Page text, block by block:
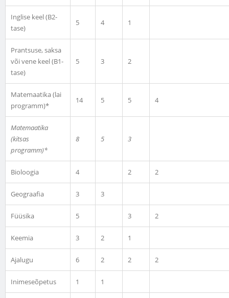
Inglise keel (B2-
tase)
5 4 1
Prantsuse, saksa
või vene keel (B1-
tase)
5 3 2
Matemaatika (lai
programm)*
14 5 5 4
Matemaatika
(kitsas
programm)*
8 5 3
Bioloogia 4 2 2
Geograafia 3 3
Füüsika 5 3 2
Keemia 3 2 1
Ajalugu 6 2 2 2
Inimeseõpetus 1 1